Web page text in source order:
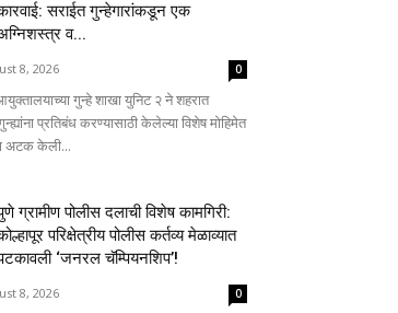
सराईत गुन्हेगारांकडून एक
व...
8, 2026 0
गुन्हे शाखा युनिट २ ने शहरात
प्रतिबंध करण्यासाठी केलेल्या विशेष मोहिमेत
अटक केली...
ग्रामीण पोलीस दलाची विशेष कामगिरी:
परिक्षेत्रीय पोलीस कर्तव्य मेळाव्यात
‘जनरल चॅम्पियनशिप’!
8, 2026 0